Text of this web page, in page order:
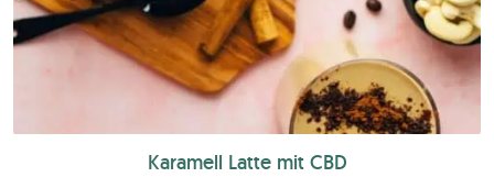
Karamell Latte mit CBD